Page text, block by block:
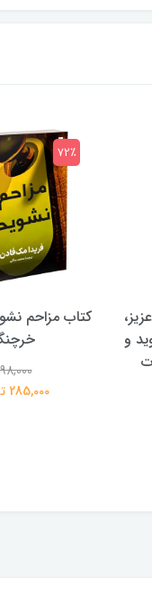
و
کتاب مزاحم
285,000 تومان
72٪